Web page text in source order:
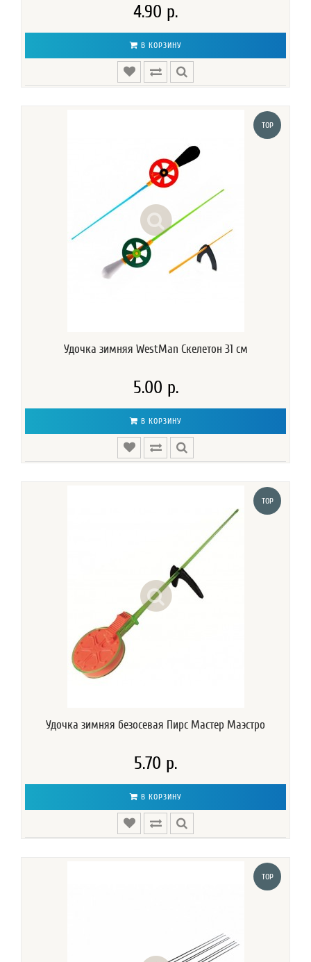
4.90 р.
В КОРЗИНУ
TOP
Удочка зимняя WestMan Скелетон 31 см
5.00 р.
В КОРЗИНУ
TOP
Удочка зимняя безосевая Пирс Мастер Маэстро
5.70 р.
В КОРЗИНУ
TOP